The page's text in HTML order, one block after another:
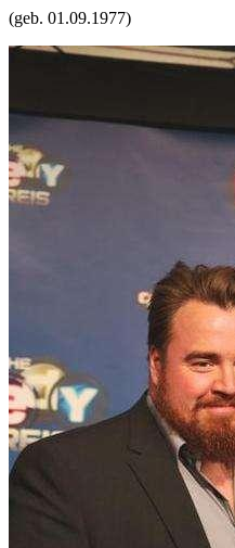
(geb. 01.09.1977)